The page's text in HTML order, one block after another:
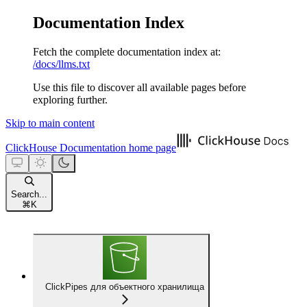
Documentation Index
Fetch the complete documentation index at:
/docs/llms.txt
Use this file to discover all available pages before
exploring further.
Skip to main content
ClickHouse Documentation home page
Search...
⌘ K
ClickPipes для объектного хранилища